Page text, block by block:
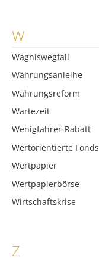
W
Wagniswegfall
Währungsanleihe
Währungsreform
Wartezeit
Wenigfahrer-Rabatt
Wertorientierte Fonds
Wertpapier
Wertpapierbörse
Wirtschaftskrise
Z